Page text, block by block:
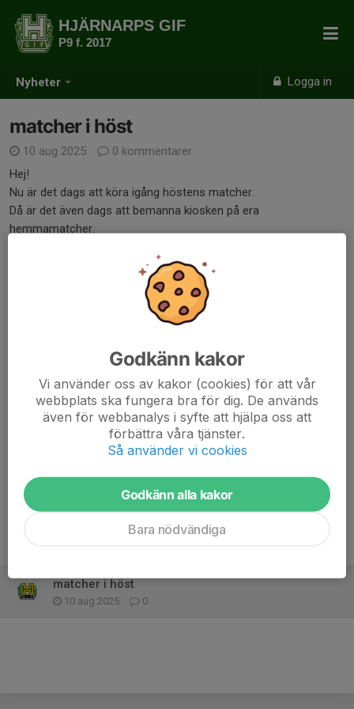
Nyheter Logga in
HJÄRNARPS GIF
P9 f. 2017
matcher i höst
10 aug 2025
0 kommentarer
Hej!
Nu är det dags att köra igång höstens matcher.
Då är det även dags att bemanna kiosken på era
hemmamatcher.
på vilka barns föräldrar som har kiosken vid vart tillfälle. Om ni
inte kan av någon anledning byter ni själva med någon annan i
Man bör vara på plats 1 timme innan matchstart för att hinna
vill läsa innan. Denna manual finns även i kiosken.
14 augusti: Henry och Ahmed
11 september: Joel och Bastian
9 oktober: Clever och Theodore
matcher i höst
10 aug 2025 0
Godkänn kakor
Vi använder oss av kakor (cookies) för att vår
webbplats ska fungera bra för dig. De används
även för webbanalys i syfte att hjälpa oss att
förbättra våra tjänster.
Så använder vi cookies
Godkänn alla kakor
Bara nödvändiga